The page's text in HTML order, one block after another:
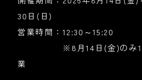
30日(日)
営業時間：12:30～15:20
※8月14日(金)のみ
業